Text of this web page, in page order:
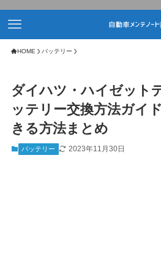
HOME バッテリー
ダイハツ・ハイゼット
ッテリー交換方法ガイ
きる方法まとめ
バッテリー 2023年11月30日